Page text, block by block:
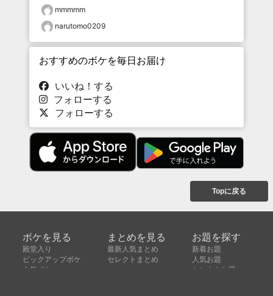
mmmmm
narutomo0209
おすすめのボケを毎日お届け
いいね！する
フォローする
フォローする
Topに戻る
ボケを見る
殿堂入り
ピックアップボケ
人気ボケ
まとめを見る
最新人気まとめ
セレクトまとめ
お題を探す
新着お題
人気お題
セレクトお題